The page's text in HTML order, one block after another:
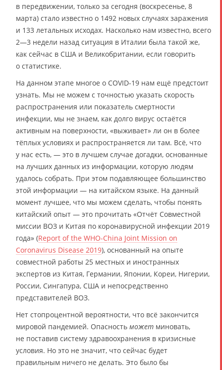
в передвижении, только за сегодня (воскресенье, 8
марта) стало известно о 1492 новых случаях заражения
и 133 летальных исходах. Насколько нам известно, всего
2—3 недели назад ситуация в Италии была такой же,
как сейчас в США и Великобритании, если говорить
о статистике.
На данном этапе многое о COVID-19 нам ещё предстоит
узнать. Мы не можем с точностью указать скорость
распространения или показатель смертности
инфекции, мы не знаем, как долго вирус остаётся
активным на поверхности, «выживает» ли он в более
тёплых условиях и распространяется ли там. Всё, что
у нас есть, — это в лучшем случае догадки, основанные
на лучших данных из информации, которую людям
удалось собрать. При этом подавляющее большинство
этой информации — на китайском языке. На данный
момент лучшее, что мы можем сделать, чтобы понять
китайский опыт — это прочитать «Отчёт Совместной
миссии ВОЗ и Китая по коронавирусной инфекции 2019
года» (Report of the WHO-China Joint Mission on
Coronavirus Disease 2019), основанный на опыте
совместной работы 25 местных и иностранных
экспертов из Китая, Германии, Японии, Кореи, Нигерии,
России, Сингапура, США и непосредственно
представителей ВОЗ.
Нет стопроцентной вероятности, что всё закончится
мировой пандемией. Опасность может миновать,
не поставив систему здравоохранения в кризисные
условия. Но это не значит, что сейчас будет
правильным ничего не делать. Это было бы